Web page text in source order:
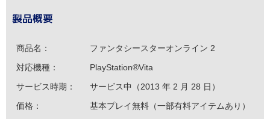
製品概要
商品名：
ファンタシースターオンライン 2
対応機種：
PlayStation®Vita
サービス時期：
サービス中（2013 年 2 月 28 日）
価格：
基本プレイ無料（一部有料アイテムあり）